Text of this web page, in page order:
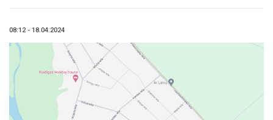
08:12 - 18.04.2024